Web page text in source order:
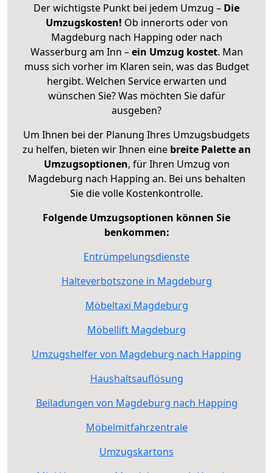
Der wichtigste Punkt bei jedem Umzug – Die
Umzugskosten! Ob innerorts oder von
Magdeburg nach Happing oder nach
Wasserburg am Inn –ein Umzug kostet. Man
muss sich vorher im Klaren sein, was das Budget
hergibt. Welchen Service erwarten und
wünschen Sie? Was möchten Sie dafür
ausgeben?
Um Ihnen bei der Planung Ihres Umzugsbudgets
zu helfen, bieten wir Ihnen eine breite Palette an
Umzugsoptionen, für Ihren Umzug von
Magdeburg nach Happing an. Bei uns behalten
Sie die volle Kostenkontrolle.
Folgende Umzugsoptionen können Sie
benkommen:
Entrümpelungsdienste
Halteverbotszone in Magdeburg
Möbeltaxi Magdeburg
Möbellift Magdeburg
Umzugshelfer von Magdeburg nach Happing
Haushaltsauflösung
Beiladungen von Magdeburg nach Happing
Möbelmitfahrzentrale
Umzugskartons